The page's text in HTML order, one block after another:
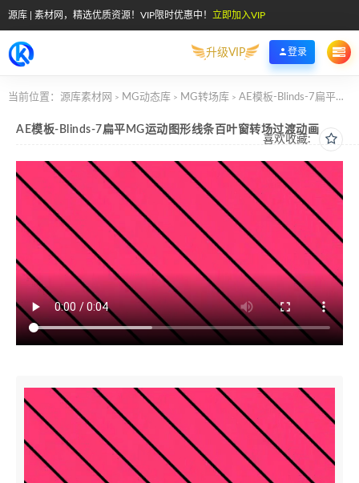
源库 | 素材网，精选优质资源！VIP限时优惠中！ 立即加入VIP
升级VIP 登录
当前位置： 源库素材网 > MG动态库 > MG转场库 > AE模板-Blinds-7扁平MG运动图形线条百叶窗转场过渡动画
喜欢收藏:
AE模板-Blinds-7扁平MG运动图形线条百叶窗转场过渡动画